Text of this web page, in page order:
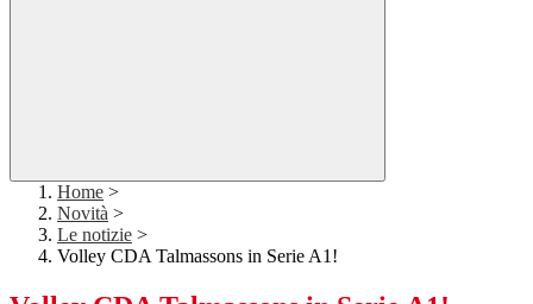
Home >
Novità >
Le notizie >
Volley CDA Talmassons in Serie A1!